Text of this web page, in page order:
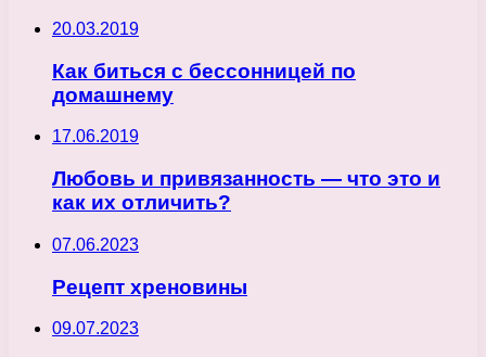
20.03.2019
Как биться с бессонницей по
домашнему
17.06.2019
Любовь и привязанность — что это и
как их отличить?
07.06.2023
Рецепт хреновины
09.07.2023